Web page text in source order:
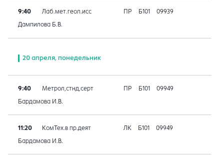
9:40 Лаб.мет.геол.исс ПР Б101 09939
Дампилова Б.В.
20 апреля, понедельник
9:40 Метрол,стнд,серт ПР Б101 09949
Бардамова И.В.
11:20 КомТех.в пр.деят ЛК Б101 09949
Бардамова И.В.